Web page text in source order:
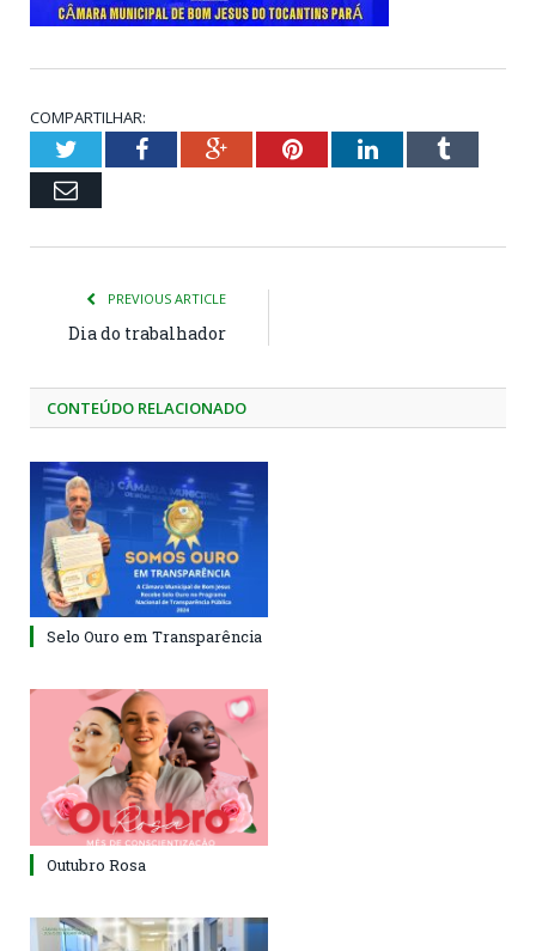
COMPARTILHAR:
TwitterFacebookGoogle+PinterestLinkedInTumblr
Email
PREVIOUS ARTICLE
Dia do trabalhador
CONTEÚDO RELACIONADO
Selo Ouro em Transparência
Outubro Rosa